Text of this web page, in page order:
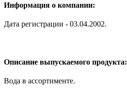
Информация о компании:
Дата регистрации - 03.04.2002.
Описание выпускаемого продукта:
Вода в ассортименте.